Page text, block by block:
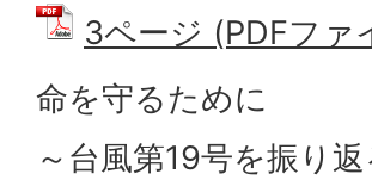
3ページ (PDFファ
命を守るために
～台風第19号を振り返